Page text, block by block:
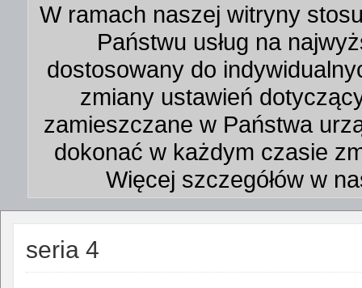
W ramach naszej witryny
Państwu usług na
dostosowany do
zmiany ustawień
zamieszczane w Państwa
dokonać w każdym czasie
Więcej szczegółów w
seria 4